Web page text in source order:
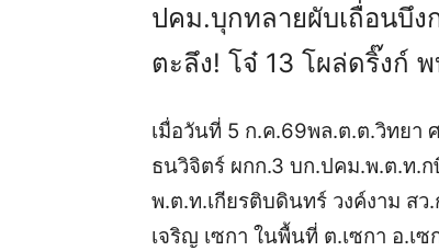
ปคม.บุกทลายผับเถื่อนบึง
ตะลึง! โจ๋ 13 โผล่ดริ๊งก์
เมื่อวันที่ 5 ก.ค.69พล.ต.ต.วิทยา
ธนวิจิตร์ ผกก.3 บก.ปคม.พ.ต.ท.
พ.ต.ท.เกียรติบดินทร์ วงค์งาม สว
เจริญ เซกา ในพื้นที่ ต.เซกา อ.เซ